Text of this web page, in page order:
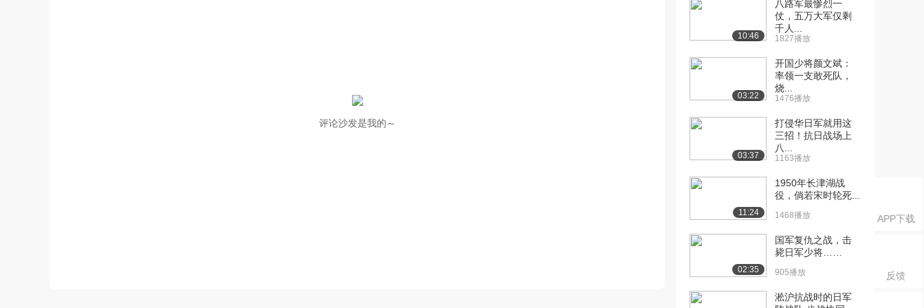
APP下载
反馈
评论沙发是我的～
10:46
八路军最惨烈一
仗，五万大军仅剩
千人...
1827播放
03:22
开国少将颜文斌：
率领一支敢死队，
烧...
1476播放
03:37
打侵华日军就用这
三招！抗日战场上
八...
1163播放
11:24
1950年长津湖战
役，倘若宋时轮死...
1468播放
02:35
国军复仇之战，击
毙日军少将……
905播放
淞沪抗战时的日军